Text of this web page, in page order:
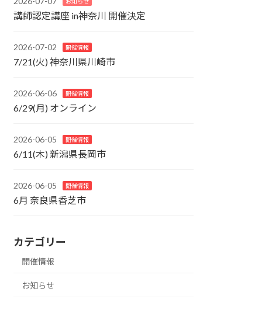
お知らせ
講師認定講座 in神奈川 開催決定
2026-07-02 開催情報
7/21(火) 神奈川県川崎市
2026-06-06 開催情報
6/29(月) オンライン
2026-06-05 開催情報
6/11(木) 新潟県長岡市
2026-06-05 開催情報
6月 奈良県香芝市
カテゴリー
開催情報
お知らせ